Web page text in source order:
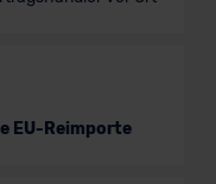
EU-Reimporte